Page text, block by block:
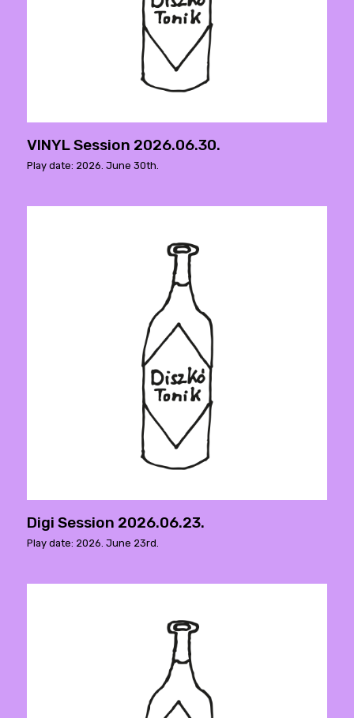
VINYL Session 2026.06.30.
Play date: 2026. June 30th.
Digi Session 2026.06.23.
Play date: 2026. June 23rd.